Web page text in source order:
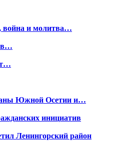
война и молитва…
в…
Южной Осетии и…
инициатив
Ленингорский район